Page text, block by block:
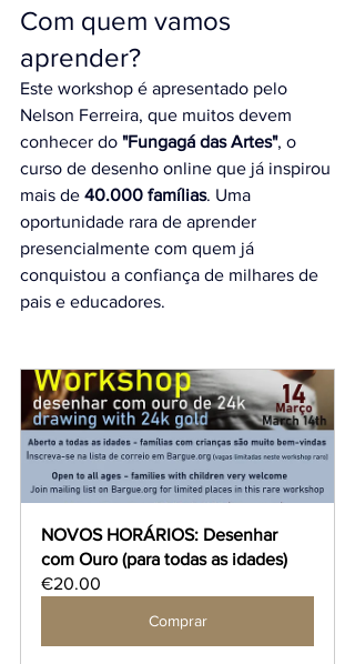
Com quem vamos
aprender?
Este workshop é apresentado pelo
Nelson Ferreira, que muitos devem
conhecer do "Fungagá das Artes", o
curso de desenho online que já inspirou
mais de 40.000 famílias. Uma
oportunidade rara de aprender
presencialmente com quem já
conquistou a confiança de milhares de
pais e educadores.
NOVOS HORÁRIOS: Desenhar
com Ouro (para todas as idades)
€20.00
Comprar